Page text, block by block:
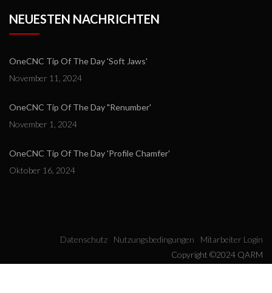
NEUESTEN NACHRICHTEN
OneCNC Tip Of The Day 'Soft Jaws'
November 11, 2024
OneCNC Tip Of The Day "Renumber'
November 1, 2024
OneCNC Tip Of The Day 'Profile Chamfer'
Oktober 16, 2024
Datenschutz Nutzungsbedingungen
Mitarbeiter Login
Copyright ©2024 QARM